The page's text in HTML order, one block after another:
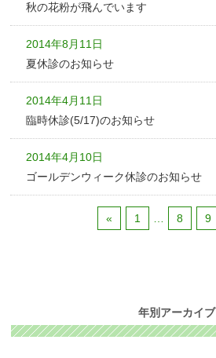
秋の花粉が飛んでいます
2014年8月11日
夏休診のお知らせ
2014年4月11日
臨時休診(5/17)のお知らせ
2014年4月10日
ゴールデンウィーク休診のお知らせ
« 1 8 9
年別アーカイブ